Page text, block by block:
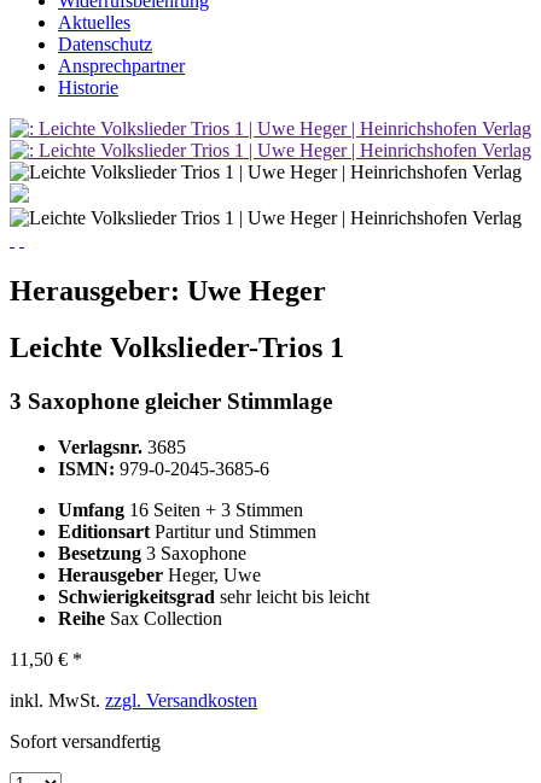
Aktuelles
Datenschutz
Ansprechpartner
Historie
Herausgeber: Uwe Heger
Leichte Volkslieder-Trios 1
3 Saxophone gleicher Stimmlage
Verlagsnr. 3685
ISMN: 979-0-2045-3685-6
Umfang 16 Seiten + 3 Stimmen
EditionsartPartitur und Stimmen
Besetzung 3 Saxophone
Herausgeber Heger, Uwe
Schwierigkeitsgrad sehr leicht bis leicht
Reihe Sax Collection
11,50 € *
inkl. MwSt. zzgl. Versandkosten
Sofort versandfertig